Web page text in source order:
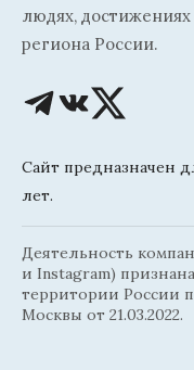
людях, достижениях
региона России.
Сайт предназначен
лет.
Деятельность
и Instagram)
территории России
Москвы от 21.03.2022.